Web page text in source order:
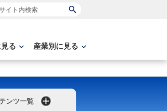
イト内検索
る 産業別に見る
ンツ一覧